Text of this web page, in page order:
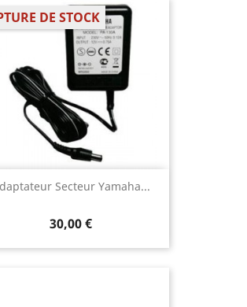
Secteur Yamaha...
30,00 €
DE STOCK